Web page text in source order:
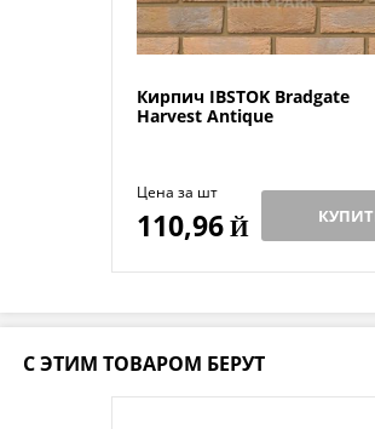
Кирпич IBSTOK Bradgate
Harvest Antique
Цена за шт
110,96Й
С ЭТИМ ТОВАРОМ БЕРУТ